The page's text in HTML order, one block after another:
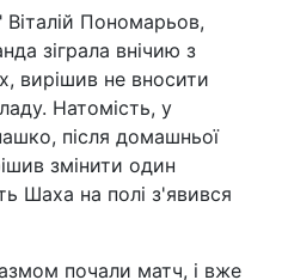
Пономарьов,
зіграла внічию з
вирішив не вносити
Натомість, у
після домашньої
змінити один
Шаха на полі з'явився
почали матч, і вже